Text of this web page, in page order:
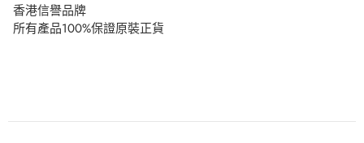
香港信譽品牌
所有產品100%保證原裝正貨